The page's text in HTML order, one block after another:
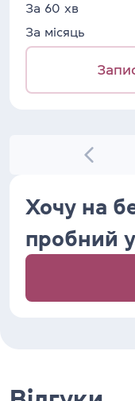
За 60 хв
За місяць
Хочу на
пробний